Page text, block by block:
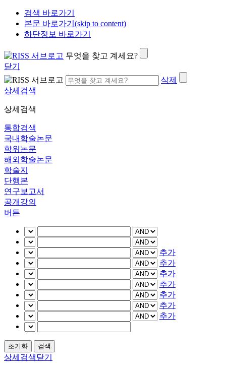
검색 바로가기
본문 바로가기(skip to content)
하단정보 바로가기
무엇을 찾고 계세요?
닫기
삭제
상세검색
상세검색
통합검색
국내학술논문
학위논문
해외학술논문
학술지
단행본
연구보고서
공개강의
버튼
추가
추가
추가
추가
추가
추가
추가
상세검색닫기